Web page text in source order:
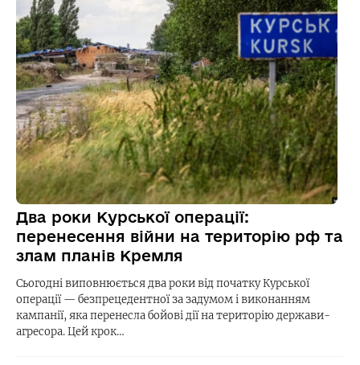
Два роки Курської операції:
перенесення війни на територію рф та
злам планів Кремля
Сьогодні виповнюється два роки від початку Курської
операції — безпрецедентної за задумом і виконанням
кампанії, яка перенесла бойові дії на територію держави-
агресора. Цей крок…